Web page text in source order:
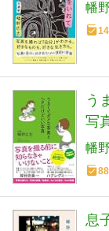
幡
う
写
幡
息